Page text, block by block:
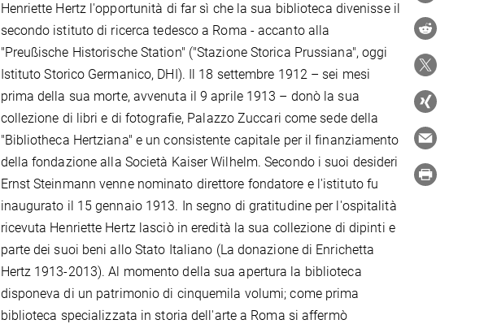
Henriette Hertz l'opportunità di far sì che la sua biblioteca divenisse il
secondo istituto di ricerca tedesco a Roma - accanto alla
"Preußische Historische Station" ("Stazione Storica Prussiana", oggi
Istituto Storico Germanico, DHI). Il 18 settembre 1912 – sei mesi
prima della sua morte, avvenuta il 9 aprile 1913 – donò la sua
collezione di libri e di fotografie, Palazzo Zuccari come sede della
"Bibliotheca Hertziana" e un consistente capitale per il finanziamento
della fondazione alla Società Kaiser Wilhelm. Secondo i suoi desideri
Ernst Steinmann venne nominato direttore fondatore e l'istituto fu
inaugurato il 15 gennaio 1913. In segno di gratitudine per l'ospitalità
ricevuta Henriette Hertz lasciò in eredità la sua collezione di dipinti e
parte dei suoi beni allo Stato Italiano (La donazione di Enrichetta
Hertz 1913-2013). Al momento della sua apertura la biblioteca
disponeva di un patrimonio di cinquemila volumi; come prima
biblioteca specializzata in storia dell'arte a Roma si affermò